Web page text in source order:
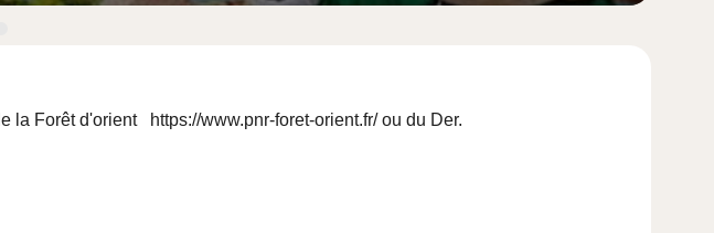
la Forêt d'orient https://www.pnr-foret-orient.fr/ou du Der.